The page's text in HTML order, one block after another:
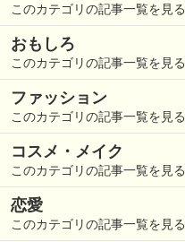
このカテゴリの記事一覧を見る
おもしろ
このカテゴリの記事一覧を見る
ファッション
このカテゴリの記事一覧を見る
コスメ・メイク
このカテゴリの記事一覧を見る
恋愛
このカテゴリの記事一覧を見る